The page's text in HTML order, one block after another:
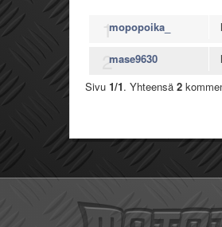
1mopopoika_
2
mase9630
Sivu 1/1. Yhteensä 2